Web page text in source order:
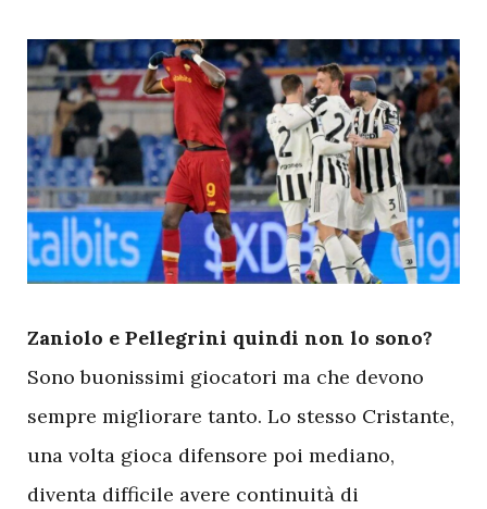
Zaniolo e Pellegrini quindi non lo sono?
Sono buonissimi giocatori ma che devono
sempre migliorare tanto. Lo stesso Cristante,
una volta gioca difensore poi mediano,
diventa difficile avere continuità di